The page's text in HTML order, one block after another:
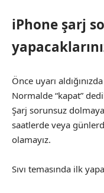
iPhone şarj
Önce uyarı
Normalde “kapat”
Şarj sorunsuz
saatlerde veya
olamayız.
Sıvı temasında ilk